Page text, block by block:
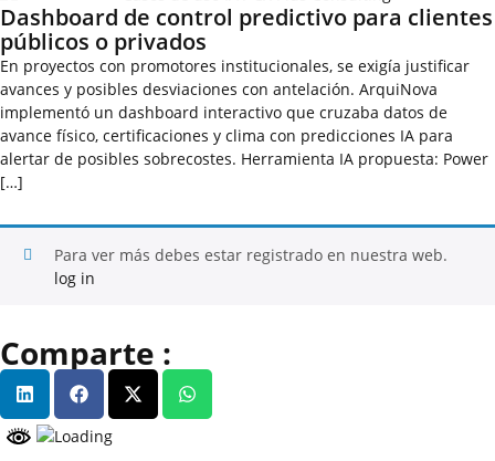
Dashboard de control predictivo para clientes
públicos o privados
En proyectos con promotores institucionales, se exigía justificar
avances y posibles desviaciones con antelación. ArquiNova
implementó un dashboard interactivo que cruzaba datos de
avance físico, certificaciones y clima con predicciones IA para
alertar de posibles sobrecostes. Herramienta IA propuesta: Power
[…]
Para ver más debes estar registrado en nuestra web.
log in
Comparte :